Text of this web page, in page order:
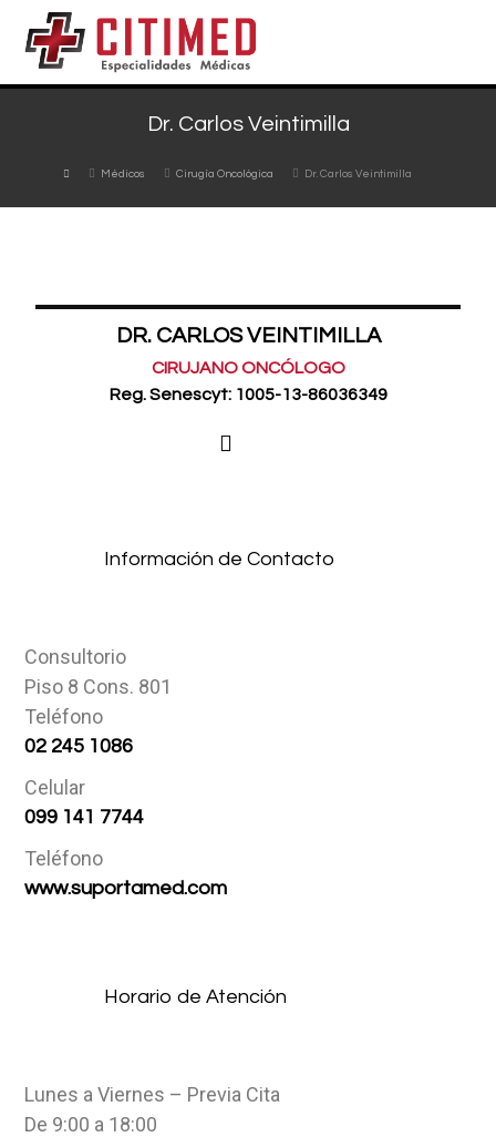
Dr. Carlos Veintimilla
Médicos Cirugía Oncológica Dr. Carlos Veintimilla
DR. CARLOS VEINTIMILLA
CIRUJANO ONCÓLOGO
Reg. Senescyt: 1005-13-86036349
Información de Contacto
Consultorio
Piso 8 Cons. 801
Teléfono
02 245 1086
Celular
099 141 7744
Teléfono
www.suportamed.com
Horario de Atención
Lunes a Viernes – Previa Cita
De 9:00 a 18:00